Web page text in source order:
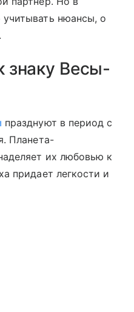
нюансы, о
знаку Весы-
празднуют в период с
Планета-
их любовью к
придает легкости и